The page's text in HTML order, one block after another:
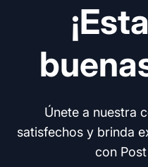
Únete a nuestra
satisfechos y brinda
con